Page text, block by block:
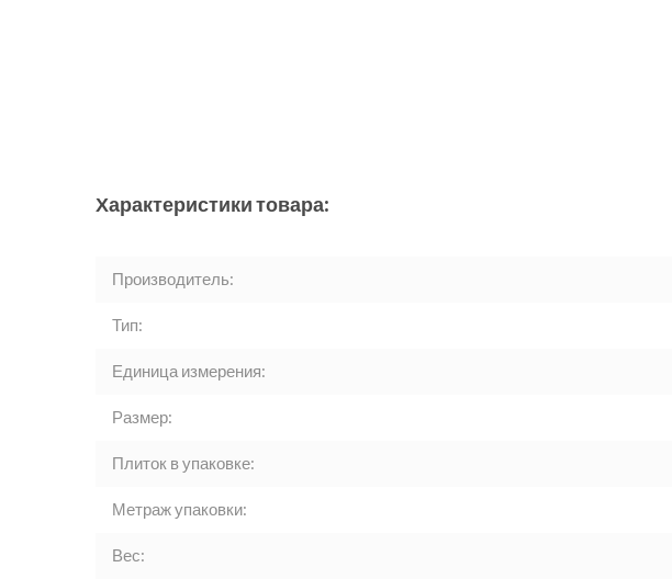
Характеристики товара:
Производитель:
Тип:
Единица измерения:
Размер:
Плиток в упаковке:
Метраж упаковки:
Вес: